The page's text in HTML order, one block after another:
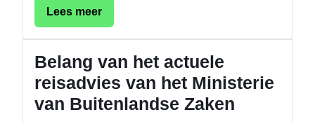
Lees meerLees
meer
Belang van het actuele
reisadvies van het Ministerie
van Buitenlandse Zaken